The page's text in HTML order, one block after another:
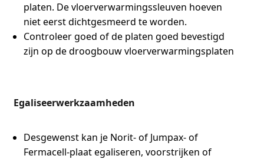
platen. De vloerverwarmingssleuven hoeven
niet eerst dichtgesmeerd te worden.
Controleer goed of de platen goed bevestigd
zijn op de droogbouw vloerverwarmingsplaten
Egaliseerwerkzaamheden
Desgewenst kan je Norit- of Jumpax- of
Fermacell-plaat egaliseren, voorstrijken of